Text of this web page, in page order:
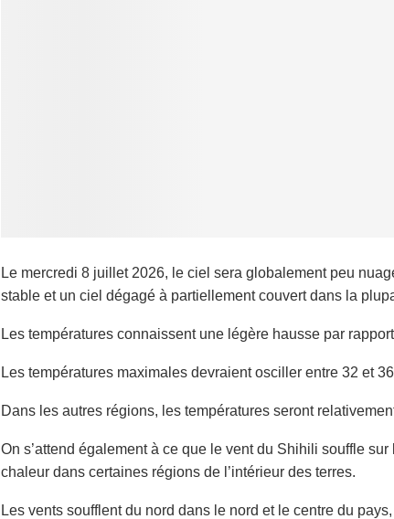
Le mercredi 8 juillet 2026, le ciel sera globalement peu
stable et un ciel dégagé à partiellement couvert dans la
Les températures connaissent une légère hausse par
Les températures maximales devraient osciller entre 32 et
Dans les autres régions, les températures seront
On s’attend également à ce que le vent du Shihili souffle
chaleur dans certaines régions de l’intérieur des terres.
Les vents soufflent du nord dans le nord et le centre du